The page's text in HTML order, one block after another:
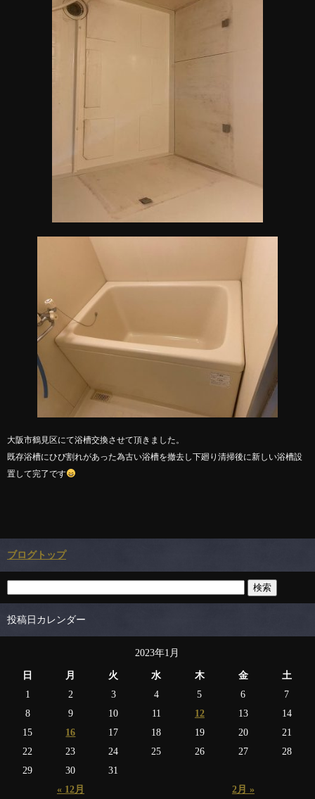
大阪市鶴見区にて浴槽交換させて頂きました。
既存浴槽にひび割れがあった為古い浴槽を撤去し下廻り清掃後に新しい浴槽設
置して完了です
ブログトップ
投稿日カレンダー
2023年1月
日 月 火 水 木 金 土
« 12月 2月 »
1 2 3 4 5 6
7
8
9 10 11 12 13
14
15
16 17 18 19 20
21
22
23 24 25 26 27
28
29
30 31